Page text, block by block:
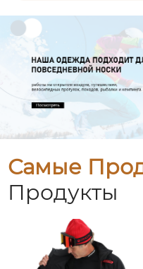
Самые
Продукты